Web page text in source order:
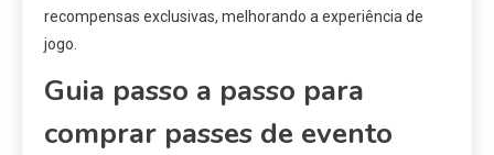
recompensas exclusivas, melhorando a experiência de
jogo.
Guia passo a passo para
comprar passes de evento